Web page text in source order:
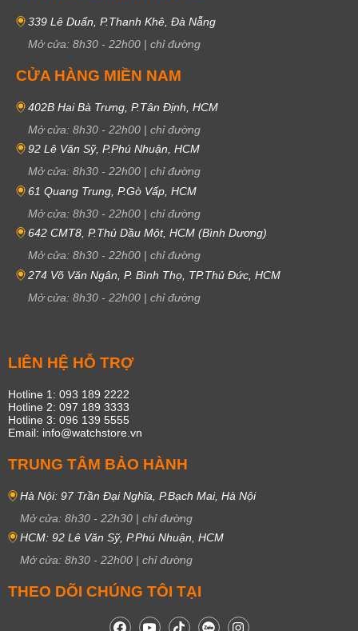
339 Lê Duẩn, P.Thanh Khê, Đà Nẵng
Mở cửa: 8h30 - 22h00 | chỉ đường
CỬA HÀNG MIỀN NAM
402B Hai Bà Trưng, P.Tân Định, HCM
Mở cửa: 8h30 - 22h00 | chỉ đường
92 Lê Văn Sỹ, P.Phú Nhuận, HCM
Mở cửa: 8h30 - 22h00 | chỉ đường
61 Quang Trung, P.Gò Vấp, HCM
Mở cửa: 8h30 - 22h00 | chỉ đường
642 CMT8, P.Thủ Dầu Một, HCM (Bình Dương)
Mở cửa: 8h30 - 22h00 | chỉ đường
274 Võ Văn Ngân, P. Bình Thọ, TP.Thủ Đức, HCM
Mở cửa: 8h30 - 22h00 | chỉ đường
LIÊN HỆ HỖ TRỢ
Hotline 1: 093 189 2222
Hotline 2: 097 189 3333
Hotline 3: 096 139 5555
Email: info@watchstore.vn
TRUNG TÂM BẢO HÀNH
Hà Nội: 97 Trần Đại Nghĩa, P.Bạch Mai, Hà Nội
Mở cửa: 8h30 - 22h30 | chỉ đường
HCM: 92 Lê Văn Sỹ, P.Phú Nhuận, HCM
Mở cửa: 8h30 - 22h00 | chỉ đường
THEO DÕI CHÚNG TÔI TẠI